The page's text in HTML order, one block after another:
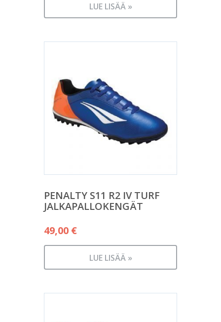
LUE LISÄÄ »
PENALTY S11 R2 IV TURF
JALKAPALLOKENGÄT
49,00 €
LUE LISÄÄ »